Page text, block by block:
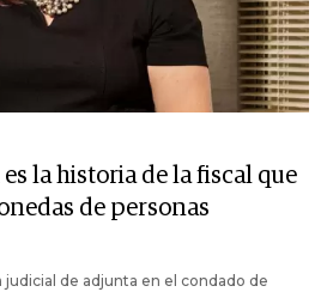
la historia de la fiscal que
de personas
judicial de adjunta en el condado de